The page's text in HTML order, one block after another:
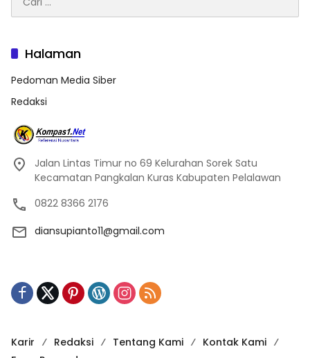
untuk:
Halaman
Pedoman Media Siber
Redaksi
Jalan Lintas Timur no 69 Kelurahan Sorek Satu
Kecamatan Pangkalan Kuras Kabupaten Pelalawan
0822 8366 2176
diansupianto11@gmail.com
Karir Redaksi Tentang Kami
Kontak Kami